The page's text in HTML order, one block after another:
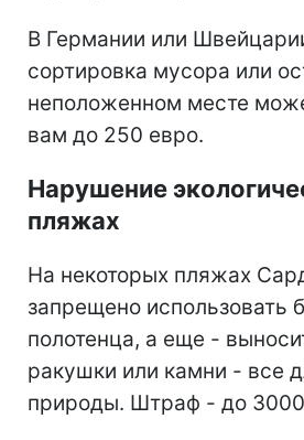
В Германии или
сортировка мусора или
неположенном месте
вам до 250 евро.
Нарушение
пляжах
На некоторых пляжах
запрещено использовать
полотенца, а еще -
ракушки или камни - все
природы. Штраф - до